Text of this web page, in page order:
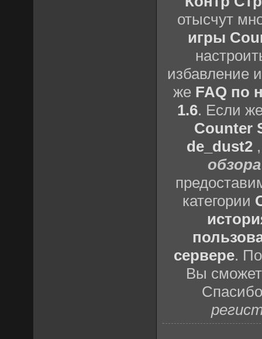
отысчут
игры
избавление
же FAQ по
1.6. Если
Counter
de_dust2
категории
сервере.
Вы